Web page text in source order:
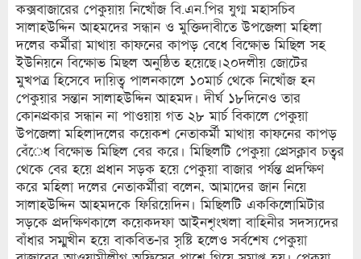
কক্সবাজারের পেকুয়ায় নিখোঁজ বি.এন.পির যুগ্ম মহাসচিব
সালাহউদ্দিন আহমদের সন্ধান ও মুক্তিদাবীতে উপজেলা মহিলা
দলের কর্মীরা মাথায় কাফনের কাপড় বেধে বিক্ষোভ মিছিল সহ
ইউনিয়নে বিক্ষোভ মিছল অনুষ্ঠিত হয়েছে।২০দলীয় জোটের
মুখপত্র হিসেবে দায়িত্ব পালনকালে ১০মার্চ থেকে নিখোঁজ হন
পেকুয়ার সন্তান সালাহউদ্দিন আহমদ। দীর্ঘ ১৮দিনেও তার
কোনপ্রকার সন্ধান না পাওয়ায় গত ২৮ মার্চ বিকালে পেকুয়া
উপজেলা মহিলাদলের কয়েকশ নেতাকর্মী মাথায় কাফনের কাপড়
বেঁেধ বিক্ষোভ মিছিল বের করে। মিছিলটি পেকুয়া প্রেসক্লাব চত্বর
থেকে বের হয়ে প্রধান সড়ক হয়ে পেকুয়া বাজার পর্যন্ত প্রদক্ষিণ
করে মহিলা দলের নেতাকর্মীরা বলেন, আমাদের জান নিয়ে
সালাহউদ্দিন আহমদকে ফিরিয়েদিন। মিছিলটি এককিলোমিটার
সড়কে প্রদক্ষিণকালে কয়েকদফা আইনশৃংখলা বাহিনীর সদস্যদের
বাঁধার সম্মুখীন হয়ে বাকবিত-ার সৃষ্টি হলেও সর্বশেষ পেকুয়া